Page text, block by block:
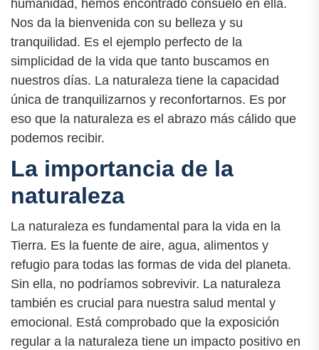
humanidad, hemos encontrado consuelo en ella.
Nos da la bienvenida con su belleza y su
tranquilidad. Es el ejemplo perfecto de la
simplicidad de la vida que tanto buscamos en
nuestros días. La naturaleza tiene la capacidad
única de tranquilizarnos y reconfortarnos. Es por
eso que la naturaleza es el abrazo más cálido que
podemos recibir.
La importancia de la
naturaleza
La naturaleza es fundamental para la vida en la
Tierra. Es la fuente de aire, agua, alimentos y
refugio para todas las formas de vida del planeta.
Sin ella, no podríamos sobrevivir. La naturaleza
también es crucial para nuestra salud mental y
emocional. Está comprobado que la exposición
regular a la naturaleza tiene un impacto positivo en